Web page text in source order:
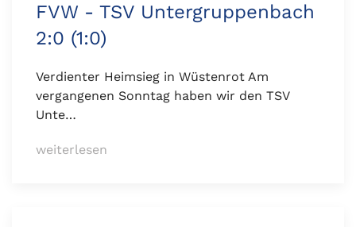
FVW - TSV Untergruppenbach
2:0 (1:0)
Verdienter Heimsieg in Wüstenrot Am
vergangenen Sonntag haben wir den TSV
Unte…
weiterlesen